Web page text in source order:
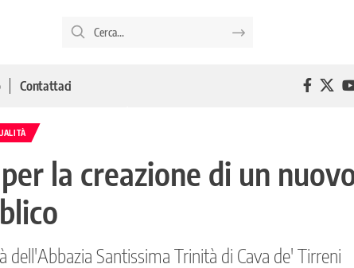
Contattaci
la creazione di un
Santissima Trinità di Cava de' Tirreni